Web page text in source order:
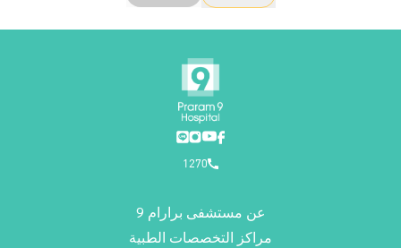
1270
عن مستشفى برارام 9
مراكز التخصصات الطبية